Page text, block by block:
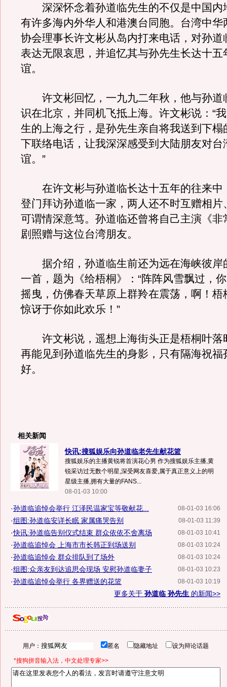
深深怀念着孙道临先生的不仅是中国内
有许多海内外华人和港澳台同胞。台湾中华
协会理事长许文彬从岛内打来电话，对孙道
表达无限哀思，并追忆其与孙先生长达十五
谊。
许文彬回忆，一九九二年秋，他与孙道
识在北京，并同机飞抵上海。许文彬说：“
生的上海之行，是孙先生亲自将我送到下榻
下联络电话，让我深深感受到大陆朋友对台
谊。”
在许文彬与孙道临长达十五年的往来中
登门拜访孙道临一家，两人还不时互赠相片
可谓情深意笃。孙道临还曾将自己主演《非
剧照赠与这位台湾朋友。
据介绍，孙道临生前还为远在海峡彼岸
一首，题为《给梧桐》：“阵阵风雪飘过，
摇曳，仿佛春天草原上群羚在震荡，啊！梧
惊讶于你如此欢乐！”
许文彬说，遥想上海街头正是梧桐叶落
再能见到孙道临先生的身影，只有隔海祝福
好。
相关新闻
快讯:搜狐娱乐向孙道临老先生献花篮
搜狐娱乐的主播黄锐将首演花心男 作为搜狐娱乐主播,黄
锐采访过无数个明星,深受网友喜爱,属于真正意义上的明
星级主播,拥有大量的FANS...
08-01-03 10:00
08-01-03 16:06
·孙道临追悼会举行 江泽民温家宝等敬献花...
08-01-03 11:39
·组图:孙道临安详长眠 家属痛哭告别
08-01-03 10:41
·快讯:孙道临告别仪式结束 群众依依不舍离场
08-01-03 10:24
·孙道临追悼会 上海市市长韩正到场送别
08-01-03 10:24
·孙道临追悼会 群众排队到了场外
08-01-03 10:23
·组图:众亲友到达追思会现场 安慰孙道临妻子
08-01-03 10:19
·孙道临追悼会举行 各界赠送的花篮
更多关于 孙道临 孙先生 的新闻>>
用户： 匿名 隐藏地址 设为辩论话题
*搜狗拼音输入法，中文处理专家>>